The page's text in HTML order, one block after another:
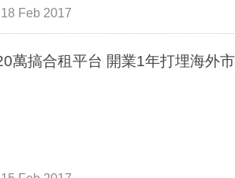
18 Feb 2017
萬搞合租平台 開業1年打埋海外